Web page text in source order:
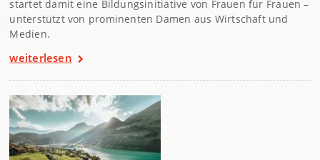
startet damit eine Bildungsinitiative von Frauen für Frauen –
unterstützt von prominenten Damen aus Wirtschaft und
Medien.
weiterlesen